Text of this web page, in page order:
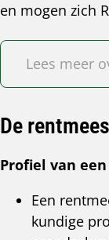
en mogen zich
Lees meer
De
Profiel van
Een
kundige